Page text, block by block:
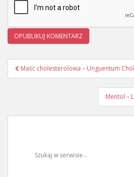
Nawigacja wpisu
Maść cholesterolowa – Unguentum
Mentol –